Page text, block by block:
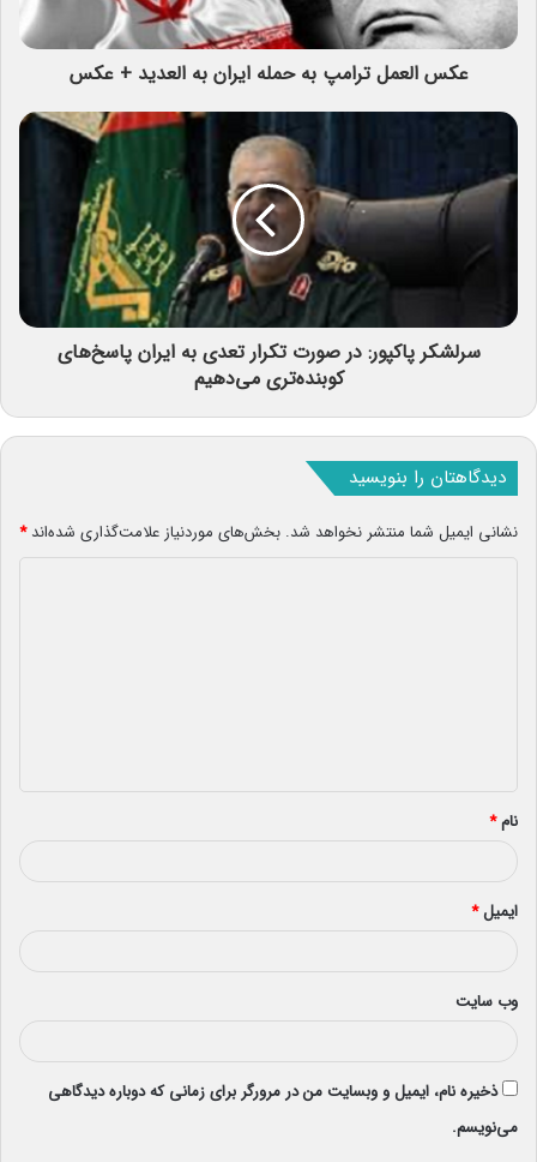
عکس العمل ترامپ به حمله ایران به العدید + عکس
سرلشکر پاکپور: در صورت تکرار تعدی به ایران پاسخ‌های
کوبنده‌تری می‌دهیم
دیدگاهتان را بنویسید
نشانی ایمیل شما منتشر نخواهد شد. بخش‌های موردنیاز علامت‌گذاری شده‌اند*
*
نام*
ایمیل*
وب‌ سایت
ذخیره نام، ایمیل و وبسایت من در مرورگر برای زمانی که دوباره دیدگاهی
می‌نویسم.